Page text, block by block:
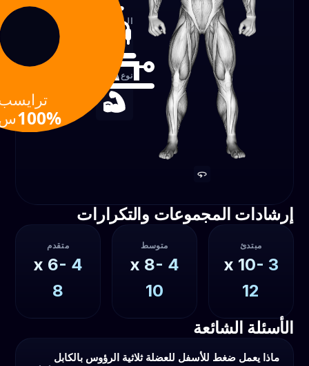
المعدات
نوع التمرين
100‎%‎
إرشادات المجموعات والتكرارات
مبتدئ
3
10-
12
متوسط
4
8-
10
متقدم
4
6-
8
الأسئلة الشائعة
ماذا يعمل ضغط للأسفل للعضلة ثلاثية الرؤوس بالكابل